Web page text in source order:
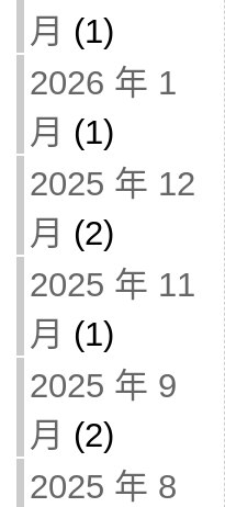
月 (1)
2026 年 1
月 (1)
2025 年 12
月 (2)
2025 年 11
月 (1)
2025 年 9
月 (2)
2025 年 8